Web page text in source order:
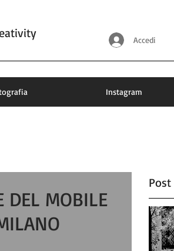
Accedi
Instagram
DEL MOBILE